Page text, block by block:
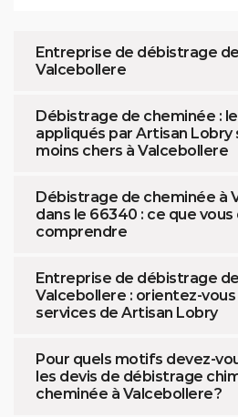
Entreprise de débistrage
Valcebollere
Débistrage de cheminée :
appliqués par Artisan Lobry
moins chers à Valcebollere
Débistrage de cheminée à
dans le 66340 : ce que vous
comprendre
Entreprise de débistrage
Valcebollere : orientez-vous
services de Artisan Lobry
Pour quels motifs devez-
les devis de débistrage
cheminée à Valcebollere ?